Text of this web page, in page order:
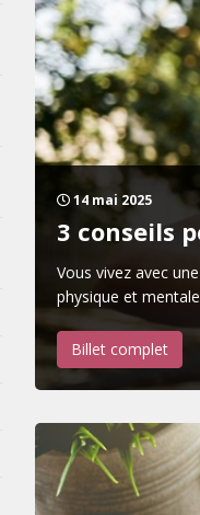
14 mai 2025
3 conseils
Vous vivez avec
physique et
Billet complet